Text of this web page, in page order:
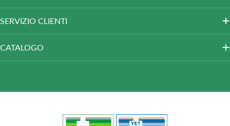
SERVIZIO CLIENTI
CATALOGO